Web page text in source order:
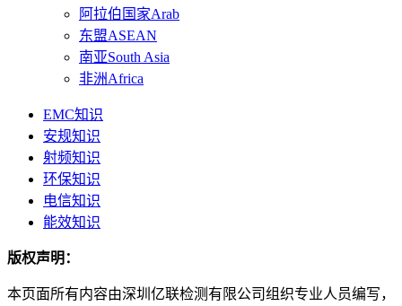
阿拉伯国家Arab
东盟ASEAN
南亚South Asia
非洲Africa
EMC知识
安规知识
射频知识
环保知识
电信知识
能效知识
版权声明：
本页面所有内容由深圳亿联检测有限公司组织专业人员编写，